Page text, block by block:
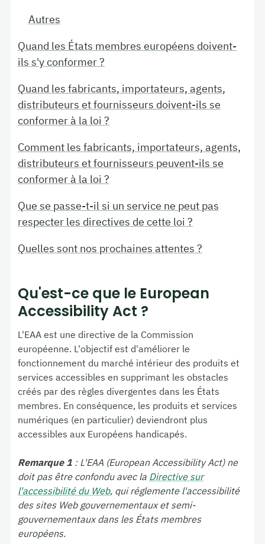
Autres
Quand les États membres européens doivent-
ils s'y conformer ?
Quand les fabricants, importateurs, agents,
distributeurs et fournisseurs doivent-ils se
conformer à la loi ?
Comment les fabricants, importateurs, agents,
distributeurs et fournisseurs peuvent-ils se
conformer à la loi ?
Que se passe-t-il si un service ne peut pas
respecter les directives de cette loi ?
Quelles sont nos prochaines attentes ?
Qu'est-ce que le European
Accessibility Act ?
L'EAA est une directive de la Commission
européenne. L'objectif est d'améliorer le
fonctionnement du marché intérieur des produits et
services accessibles en supprimant les obstacles
créés par des règles divergentes dans les États
membres. En conséquence, les produits et services
numériques (en particulier) deviendront plus
accessibles aux Européens handicapés.
Remarque 1 : L'EAA (European Accessibility Act) ne
doit pas être confondu avec la Directive sur
l'accessibilité du Web, qui réglemente l'accessibilité
des sites Web gouvernementaux et semi-
gouvernementaux dans les États membres
européens.